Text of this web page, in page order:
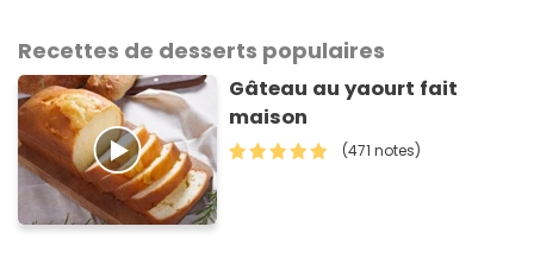
Recettes de desserts populaires
Gâteau au yaourt fait
maison
(471 notes)